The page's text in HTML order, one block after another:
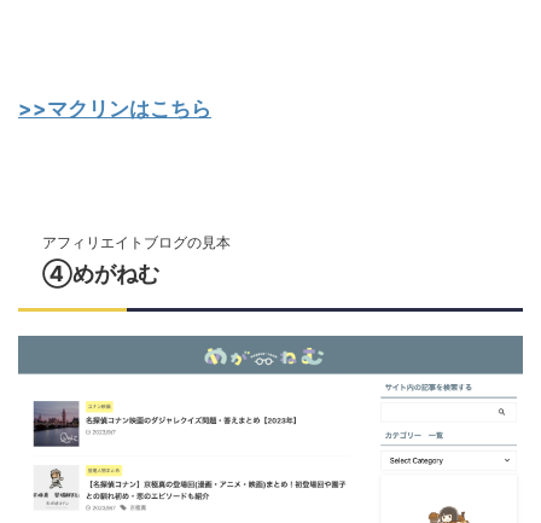
>>マクリンはこちら
アフィリエイトブログの見本
④めがねむ